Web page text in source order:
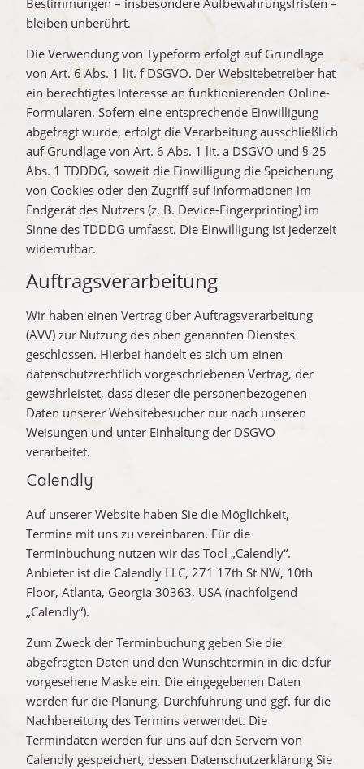
bleiben unberührt.
Die Verwendung von Typeform erfolgt auf Grundlage
von Art. 6 Abs. 1 lit. f DSGVO. Der Websitebetreiber hat
ein berechtigtes Interesse an funktionierenden Online-
Formularen. Sofern eine entsprechende Einwilligung
abgefragt wurde, erfolgt die Verarbeitung ausschließlich
auf Grundlage von Art. 6 Abs. 1 lit. a DSGVO und § 25
Abs. 1 TDDDG, soweit die Einwilligung die Speicherung
von Cookies oder den Zugriff auf Informationen im
Endgerät des Nutzers (z. B. Device-Fingerprinting) im
Sinne des TDDDG umfasst. Die Einwilligung ist jederzeit
widerrufbar.
Auftragsverarbeitung
Wir haben einen Vertrag über Auftragsverarbeitung
(AVV) zur Nutzung des oben genannten Dienstes
geschlossen. Hierbei handelt es sich um einen
datenschutzrechtlich vorgeschriebenen Vertrag, der
gewährleistet, dass dieser die personenbezogenen
Daten unserer Websitebesucher nur nach unseren
Weisungen und unter Einhaltung der DSGVO
verarbeitet.
Calendly
Auf unserer Website haben Sie die Möglichkeit,
Termine mit uns zu vereinbaren. Für die
Terminbuchung nutzen wir das Tool „Calendly“.
Anbieter ist die Calendly LLC, 271 17th St NW, 10th
Floor, Atlanta, Georgia 30363, USA (nachfolgend
„Calendly“).
Zum Zweck der Terminbuchung geben Sie die
abgefragten Daten und den Wunschtermin in die dafür
vorgesehene Maske ein. Die eingegebenen Daten
werden für die Planung, Durchführung und ggf. für die
Nachbereitung des Termins verwendet. Die
Termindaten werden für uns auf den Servern von
Calendly gespeichert, dessen Datenschutzerklärung Sie